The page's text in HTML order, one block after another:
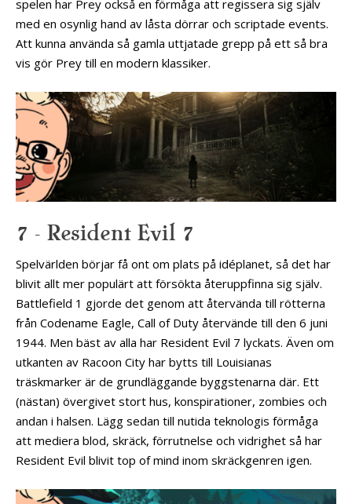
spelen har Prey också en förmåga att regissera sig själv
med en osynlig hand av låsta dörrar och scriptade events.
Att kunna använda så gamla uttjatade grepp på ett så bra
vis gör Prey till en modern klassiker.
7 – Resident Evil 7
Spelvärlden börjar få ont om plats på idéplanet, så det har
blivit allt mer populärt att försökta återuppfinna sig själv.
Battlefield 1 gjorde det genom att återvända till rötterna
från Codename Eagle, Call of Duty återvände till den 6 juni
1944. Men bäst av alla har Resident Evil 7 lyckats. Även om
utkanten av Racoon City har bytts till Louisianas
träskmarker är de grundläggande byggstenarna där. Ett
(nästan) övergivet stort hus, konspirationer, zombies och
andan i halsen. Lägg sedan till nutida teknologis förmåga
att mediera blod, skräck, förrutnelse och vidrighet så har
Resident Evil blivit top of mind inom skräckgenren igen.